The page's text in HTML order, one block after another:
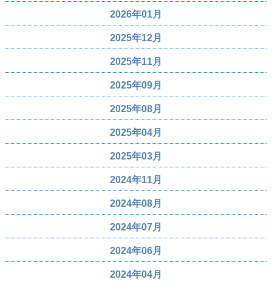
2026年01月
2025年12月
2025年11月
2025年09月
2025年08月
2025年04月
2025年03月
2024年11月
2024年08月
2024年07月
2024年06月
2024年04月